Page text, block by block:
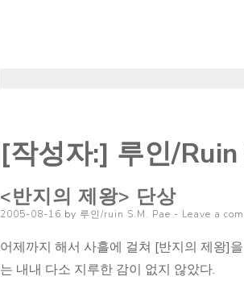
[작성자:] 루인/ruin
<반지의 제왕> 단상
Posted
2005-08-16 by 루인/ruin S.M. Pae Leave a
어제까지 해서 사흘에 걸쳐 [반지의 제왕]
는 내내 다소 지루한 감이 없지 않았다.